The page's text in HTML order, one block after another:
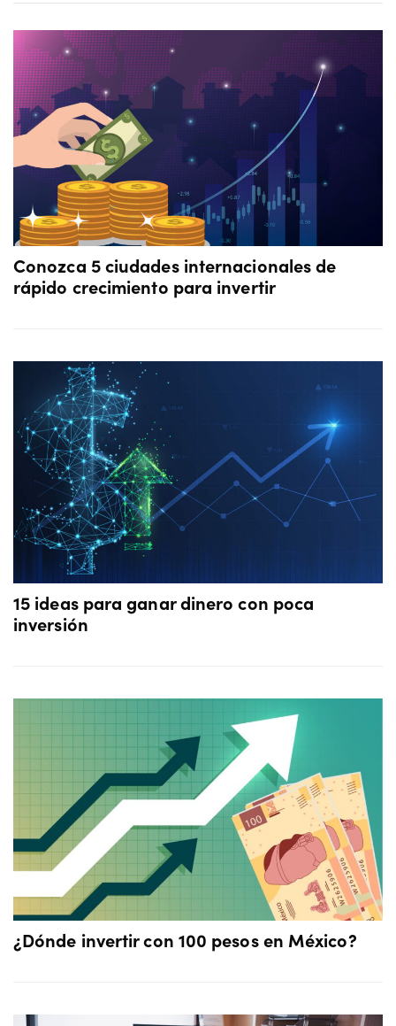
Conozca 5 ciudades internacionales de
rápido crecimiento para invertir
15 ideas para ganar dinero con poca
inversión
¿Dónde invertir con 100 pesos en México?